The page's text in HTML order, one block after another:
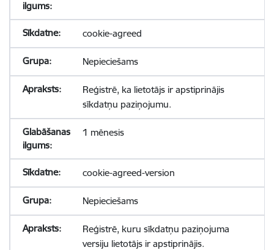
cookie-agreed
Nepieciešams
Reģistrē, ka lietotājs ir apstiprinājis
sīkdatņu paziņojumu.
1 mēnesis
cookie-agreed-version
Nepieciešams
Reģistrē, kuru sīkdatņu paziņojuma
versiju lietotājs ir apstiprinājis.